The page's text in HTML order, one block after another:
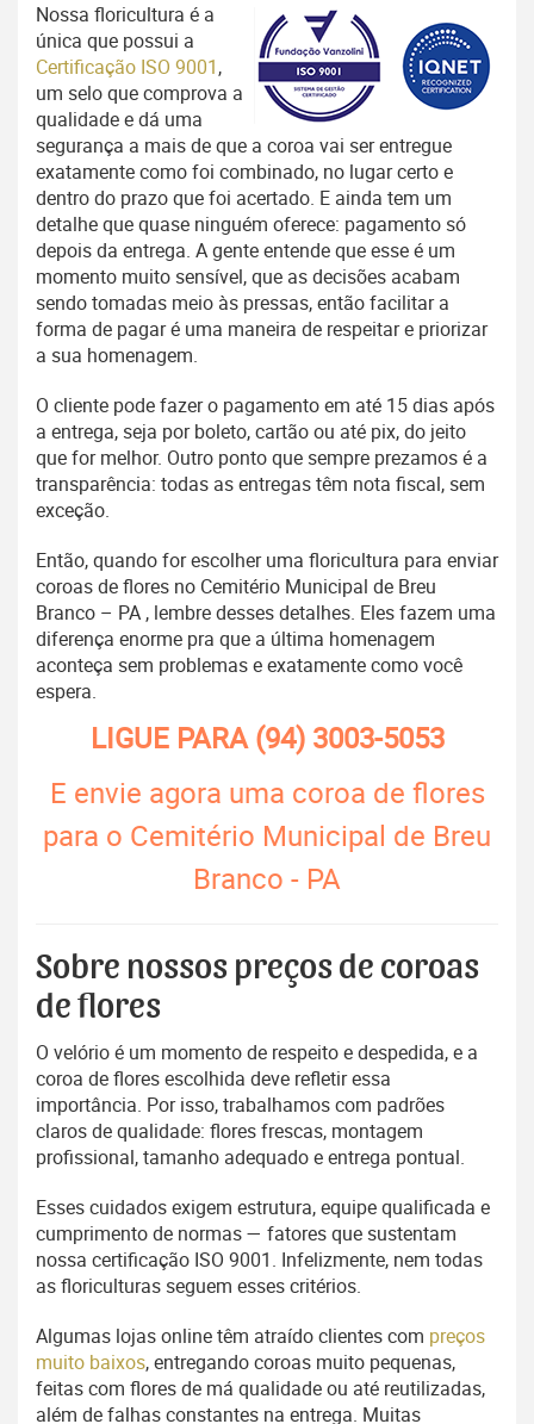
Nossa floricultura é a
única que possui a
Certificação ISO 9001,
um selo que comprova a
qualidade e dá uma
segurança a mais de que a coroa vai ser entregue
exatamente como foi combinado, no lugar certo e
dentro do prazo que foi acertado. E ainda tem um
detalhe que quase ninguém oferece: pagamento só
depois da entrega. A gente entende que esse é um
momento muito sensível, que as decisões acabam
sendo tomadas meio às pressas, então facilitar a
forma de pagar é uma maneira de respeitar e priorizar
a sua homenagem.
O cliente pode fazer o pagamento em até 15 dias após
a entrega, seja por boleto, cartão ou até pix, do jeito
que for melhor. Outro ponto que sempre prezamos é a
transparência: todas as entregas têm nota fiscal, sem
exceção.
Então, quando for escolher uma floricultura para enviar
coroas de flores no Cemitério Municipal de Breu
Branco – PA , lembre desses detalhes. Eles fazem uma
diferença enorme pra que a última homenagem
aconteça sem problemas e exatamente como você
espera.
LIGUE PARA(94) 3003-5053
E envie agora uma coroa de flores
para o Cemitério Municipal de Breu
Branco - PA
Sobre nossos preços de coroas
de flores
O velório é um momento de respeito e despedida, e a
coroa de flores escolhida deve refletir essa
importância. Por isso, trabalhamos com padrões
claros de qualidade: flores frescas, montagem
profissional, tamanho adequado e entrega pontual.
Esses cuidados exigem estrutura, equipe qualificada e
cumprimento de normas — fatores que sustentam
nossa certificação ISO 9001. Infelizmente, nem todas
as floriculturas seguem esses critérios.
Algumas lojas online têm atraído clientes com preços
muito baixos, entregando coroas muito pequenas,
feitas com flores de má qualidade ou até reutilizadas,
além de falhas constantes na entrega. Muitas